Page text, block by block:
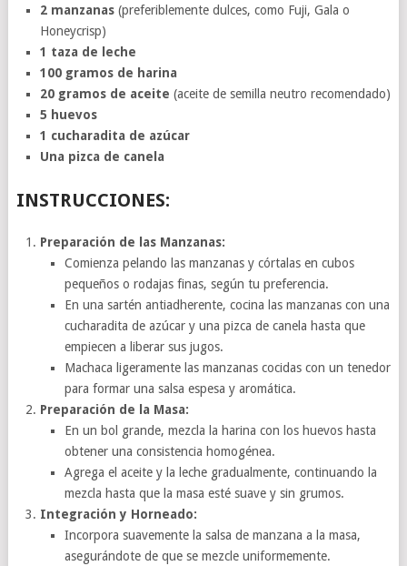
2 manzanas (preferiblemente dulces, como Fuji, Gala o
Honeycrisp)
1 taza de leche
100 gramos de harina
20 gramos de aceite (aceite de semilla neutro recomendado)
5 huevos
1 cucharadita de azúcar
Una pizca de canela
INSTRUCCIONES:
Preparación de las Manzanas:
Comienza pelando las manzanas y córtalas en cubos
pequeños o rodajas finas, según tu preferencia.
En una sartén antiadherente, cocina las manzanas con una
cucharadita de azúcar y una pizca de canela hasta que
empiecen a liberar sus jugos.
Machaca ligeramente las manzanas cocidas con un tenedor
para formar una salsa espesa y aromática.
Preparación de la Masa:
En un bol grande, mezcla la harina con los huevos hasta
obtener una consistencia homogénea.
Agrega el aceite y la leche gradualmente, continuando la
mezcla hasta que la masa esté suave y sin grumos.
Integración y Horneado:
Incorpora suavemente la salsa de manzana a la masa,
asegurándote de que se mezcle uniformemente.